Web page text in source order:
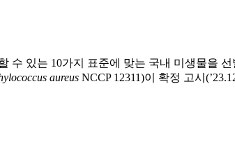
있는 10가지 표준에 맞는 국내 미생물을
aureus NCCP 12311)이 확정 고시